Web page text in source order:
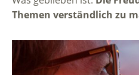
Themen verständlich zu